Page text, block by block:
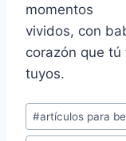
momentos
vividos, con
corazón que
tuyos.
Post
Tags:
#artículos para